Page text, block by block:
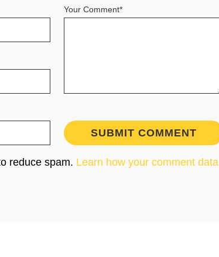
Your Comment*
reduce spam. Learn how your comment data